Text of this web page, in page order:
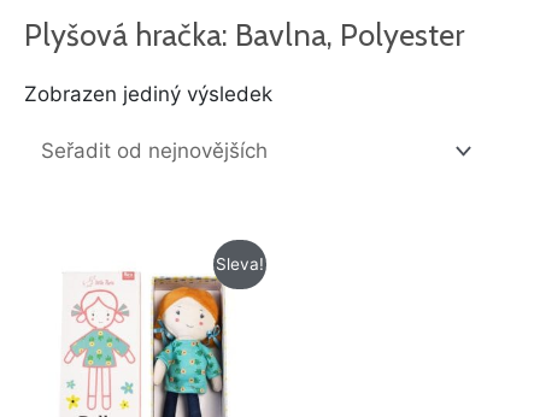
Plyšová hračka: Bavlna, Polyester
Zobrazen jediný výsledek
Sleva!
cena
byla:
325 Kč.
Aktuální
cena
je:
229 Kč.